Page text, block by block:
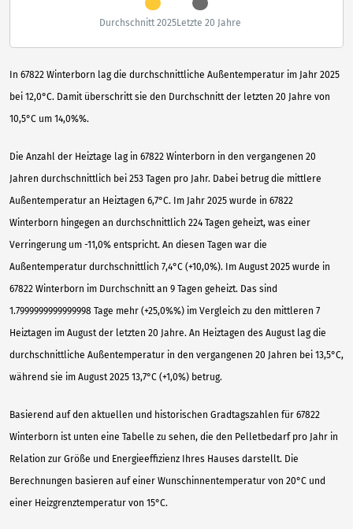
In 67822 Winterborn lag die durchschnittliche Außentemperatur im Jahr 2025
bei 12,0°C. Damit überschritt sie den Durchschnitt der letzten 20 Jahre von
10,5°C um 14,0%%.
Die Anzahl der Heiztage lag in 67822 Winterborn in den vergangenen 20
Jahren durchschnittlich bei 253 Tagen pro Jahr. Dabei betrug die mittlere
Außentemperatur an Heiztagen 6,7°C. Im Jahr 2025 wurde in 67822
Winterborn hingegen an durchschnittlich 224 Tagen geheizt, was einer
Verringerung um -11,0% entspricht. An diesen Tagen war die
Außentemperatur durchschnittlich 7,4°C (+10,0%). Im August 2025 wurde in
67822 Winterborn im Durchschnitt an 9 Tagen geheizt. Das sind
1.7999999999999998 Tage mehr (+25,0%%) im Vergleich zu den mittleren 7
Heiztagen im August der letzten 20 Jahre. An Heiztagen des August lag die
durchschnittliche Außentemperatur in den vergangenen 20 Jahren bei 13,5°C,
während sie im August 2025 13,7°C (+1,0%) betrug.
Basierend auf den aktuellen und historischen Gradtagszahlen für 67822
Winterborn ist unten eine Tabelle zu sehen, die den Pelletbedarf pro Jahr in
Relation zur Größe und Energieeffizienz Ihres Hauses darstellt. Die
Berechnungen basieren auf einer Wunschinnentemperatur von 20°C und
einer Heizgrenztemperatur von 15°C.
Durchschnitt 2025Letzte 20 Jahre